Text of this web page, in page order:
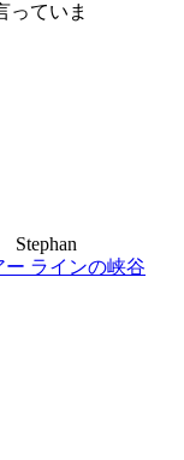
っていま
Stephan
ラインの峡谷